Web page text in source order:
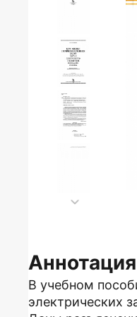
Аннотация
В учебном
электрических